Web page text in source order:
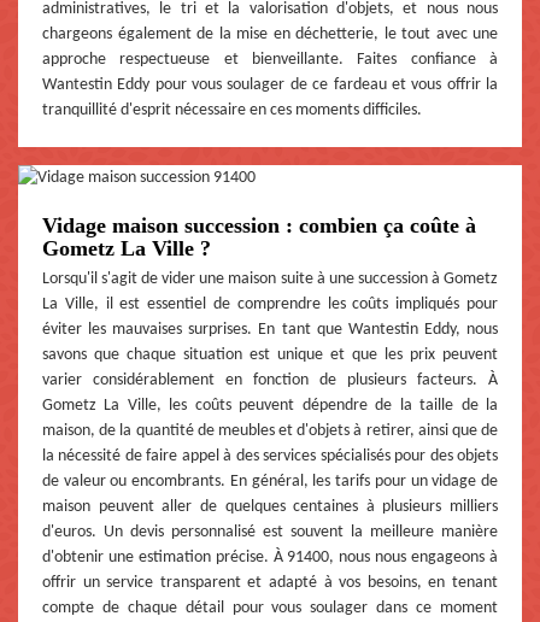
administratives, le tri et la valorisation d'objets, et nous nous
chargeons également de la mise en déchetterie, le tout avec une
approche respectueuse et bienveillante. Faites confiance à
Wantestin Eddy pour vous soulager de ce fardeau et vous offrir la
tranquillité d'esprit nécessaire en ces moments difficiles.
Vidage maison succession : combien ça coûte à
Gometz La Ville ?
Lorsqu'il s'agit de vider une maison suite à une succession à Gometz
La Ville, il est essentiel de comprendre les coûts impliqués pour
éviter les mauvaises surprises. En tant que Wantestin Eddy, nous
savons que chaque situation est unique et que les prix peuvent
varier considérablement en fonction de plusieurs facteurs. À
Gometz La Ville, les coûts peuvent dépendre de la taille de la
maison, de la quantité de meubles et d'objets à retirer, ainsi que de
la nécessité de faire appel à des services spécialisés pour des objets
de valeur ou encombrants. En général, les tarifs pour un vidage de
maison peuvent aller de quelques centaines à plusieurs milliers
d'euros. Un devis personnalisé est souvent la meilleure manière
d'obtenir une estimation précise. À 91400, nous nous engageons à
offrir un service transparent et adapté à vos besoins, en tenant
compte de chaque détail pour vous soulager dans ce moment